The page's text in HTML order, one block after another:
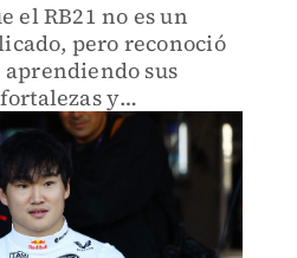
el RB21 no es un
pero reconoció
sus
y